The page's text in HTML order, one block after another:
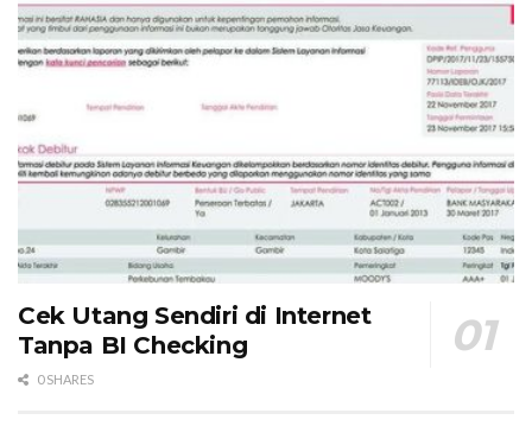
Cek Utang Sendiri di Internet
Tanpa BI Checking
0 SHARES